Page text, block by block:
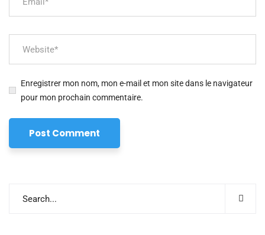
Enregistrer mon nom, mon e-mail et mon site dans le navigateur
pour mon prochain commentaire.